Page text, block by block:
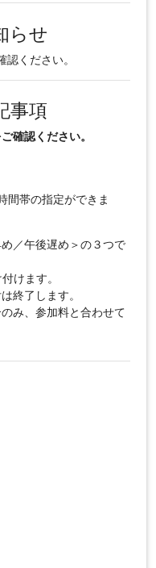
らせ
ください。
事項
確認ください。
間帯の指定ができま
／午後遅め＞の３つで
けます。
終了します。
み、参加料と合わせて